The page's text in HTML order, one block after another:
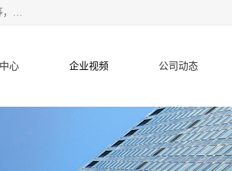
盐城哈特机械有限公司是一家非标油缸厂家，主营业务：非标液压油缸、汽车尾板油缸、cnc数控车床加工、液压油缸生产等，公司已通过了 ISO9000 质、量管理体系认证和 ISO14001、环境管理体系认证,力求成为一家以技术实力著称的多元化机械制造企业。
心 企业视频 公司动态